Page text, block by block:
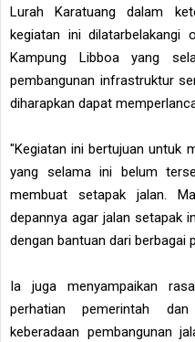
Lurah Karatuang dalam
kegiatan ini dilatarbelakangi
Kampung Libboa yang
pembangunan infrastruktur
diharapkan dapat
"Kegiatan ini bertujuan untuk
yang selama ini belum
membuat setapak jalan.
depannya agar jalan setapak
dengan bantuan dari berbagai
Ia juga menyampaikan
perhatian pemerintah
keberadaan pembangunan